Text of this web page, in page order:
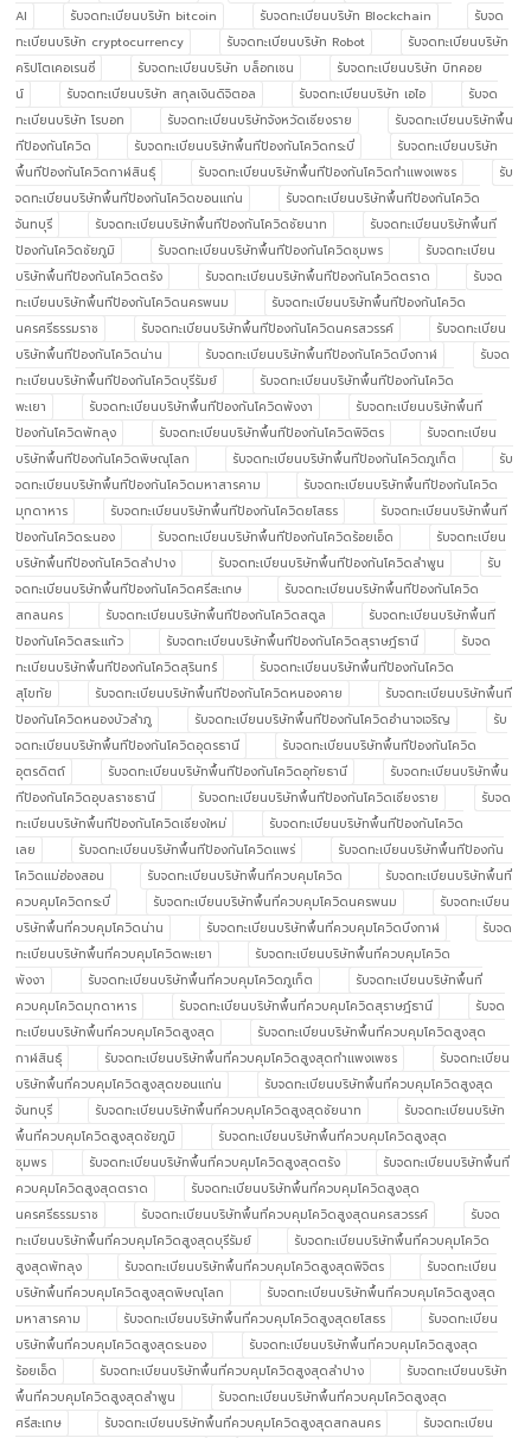
AI
รับจดทะเบียนบริษัท bitcoin รับจดทะเบียนบริษัท Blockchain
รับจด
ทะเบียนบริษัท cryptocurrency
รับจดทะเบียนบริษัท Robot
รับจดทะเบียนบริษัท
คริปโตเคอเรนซี่
รับจดทะเบียนบริษัท บล็อกเชน
รับจดทะเบียนบริษัท บิทคอย
น์
รับจดทะเบียนบริษัท สกุลเงินดิจิตอล รับจดทะเบียนบริษัท เอไอ
รับจด
ทะเบียนบริษัท โรบอท
รับจดทะเบียนบริษัทจังหวัดเชียงราย
รับจดทะเบียนบริษัทพื้น
ทีป้องกันโควิด
รับจดทะเบียนบริษัทพื้นทีป้องกันโควิดกระบี่
รับจดทะเบียนบริษัท
พื้นทีป้องกันโควิดกาฬสินธุ์
รับจดทะเบียนบริษัทพื้นทีป้องกันโควิดกำแพงเพชร
รับ
จดทะเบียนบริษัทพื้นทีป้องกันโควิดขอนแก่น
รับจดทะเบียนบริษัทพื้นทีป้องกันโควิด
จันทบุรี
รับจดทะเบียนบริษัทพื้นทีป้องกันโควิดชัยนาท
รับจดทะเบียนบริษัทพื้นที
ป้องกันโควิดชัยภูมิ
รับจดทะเบียนบริษัทพื้นทีป้องกันโควิดชุมพร
รับจดทะเบียน
บริษัทพื้นทีป้องกันโควิดตรัง
รับจดทะเบียนบริษัทพื้นทีป้องกันโควิดตราด
รับจด
ทะเบียนบริษัทพื้นทีป้องกันโควิดนครพนม
รับจดทะเบียนบริษัทพื้นทีป้องกันโควิด
นครศรีธรรมราช
รับจดทะเบียนบริษัทพื้นทีป้องกันโควิดนครสวรรค์
รับจดทะเบียน
บริษัทพื้นทีป้องกันโควิดน่าน
รับจดทะเบียนบริษัทพื้นทีป้องกันโควิดบึงกาฬ
รับจด
ทะเบียนบริษัทพื้นทีป้องกันโควิดบุรีรัมย์
รับจดทะเบียนบริษัทพื้นทีป้องกันโควิด
พะเยา
รับจดทะเบียนบริษัทพื้นทีป้องกันโควิดพังงา
รับจดทะเบียนบริษัทพื้นที
ป้องกันโควิดพัทลุง
รับจดทะเบียนบริษัทพื้นทีป้องกันโควิดพิจิตร
รับจดทะเบียน
บริษัทพื้นทีป้องกันโควิดพิษณุโลก
รับจดทะเบียนบริษัทพื้นทีป้องกันโควิดภูเก็ต
รับ
จดทะเบียนบริษัทพื้นทีป้องกันโควิดมหาสารคาม
รับจดทะเบียนบริษัทพื้นทีป้องกันโควิด
มุกดาหาร
รับจดทะเบียนบริษัทพื้นทีป้องกันโควิดยโสธร
รับจดทะเบียนบริษัทพื้นที
ป้องกันโควิดระนอง
รับจดทะเบียนบริษัทพื้นทีป้องกันโควิดร้อยเอ็ด
รับจดทะเบียน
บริษัทพื้นทีป้องกันโควิดลำปาง
รับจดทะเบียนบริษัทพื้นทีป้องกันโควิดลำพูน
รับ
จดทะเบียนบริษัทพื้นทีป้องกันโควิดศรีสะเกษ
รับจดทะเบียนบริษัทพื้นทีป้องกันโควิด
สกลนคร
รับจดทะเบียนบริษัทพื้นทีป้องกันโควิดสตูล
รับจดทะเบียนบริษัทพื้นที
ป้องกันโควิดสระแก้ว
รับจดทะเบียนบริษัทพื้นทีป้องกันโควิดสุราษฎ์ธานี
รับจด
ทะเบียนบริษัทพื้นทีป้องกันโควิดสุรินทร์
รับจดทะเบียนบริษัทพื้นทีป้องกันโควิด
สุโขทัย
รับจดทะเบียนบริษัทพื้นทีป้องกันโควิดหนองคาย
รับจดทะเบียนบริษัทพื้นที
ป้องกันโควิดหนองบัวลำภู
รับจดทะเบียนบริษัทพื้นทีป้องกันโควิดอำนาจเจริญ
รับ
จดทะเบียนบริษัทพื้นทีป้องกันโควิดอุดรธานี
รับจดทะเบียนบริษัทพื้นทีป้องกันโควิด
อุตรดิตถ์
รับจดทะเบียนบริษัทพื้นทีป้องกันโควิดอุทัยธานี
รับจดทะเบียนบริษัทพื้น
ทีป้องกันโควิดอุบลราชธานี
รับจดทะเบียนบริษัทพื้นทีป้องกันโควิดเชียงราย
รับจด
ทะเบียนบริษัทพื้นทีป้องกันโควิดเชียงใหม่
รับจดทะเบียนบริษัทพื้นทีป้องกันโควิด
เลย
รับจดทะเบียนบริษัทพื้นทีป้องกันโควิดแพร่
รับจดทะเบียนบริษัทพื้นทีป้องกัน
โควิดแม่ฮ่องสอน
รับจดทะเบียนบริษัทพื้นที่ควบคุมโควิด
รับจดทะเบียนบริษัทพื้นที่
ควบคุมโควิดกระบี่
รับจดทะเบียนบริษัทพื้นที่ควบคุมโควิดนครพนม
รับจดทะเบียน
บริษัทพื้นที่ควบคุมโควิดน่าน
รับจดทะเบียนบริษัทพื้นที่ควบคุมโควิดบึงกาฬ
รับจด
ทะเบียนบริษัทพื้นที่ควบคุมโควิดพะเยา
รับจดทะเบียนบริษัทพื้นที่ควบคุมโควิด
พังงา
รับจดทะเบียนบริษัทพื้นที่ควบคุมโควิดภูเก็ต
รับจดทะเบียนบริษัทพื้นที่
ควบคุมโควิดมุกดาหาร
รับจดทะเบียนบริษัทพื้นที่ควบคุมโควิดสุราษฎ์ธานี
รับจด
ทะเบียนบริษัทพื้นที่ควบคุมโควิดสูงสุด
รับจดทะเบียนบริษัทพื้นที่ควบคุมโควิดสูงสุด
กาฬสินธุ์
รับจดทะเบียนบริษัทพื้นที่ควบคุมโควิดสูงสุดกำแพงเพชร
รับจดทะเบียน
บริษัทพื้นที่ควบคุมโควิดสูงสุดขอนแก่น
รับจดทะเบียนบริษัทพื้นที่ควบคุมโควิดสูงสุด
จันทบุรี
รับจดทะเบียนบริษัทพื้นที่ควบคุมโควิดสูงสุดชัยนาท
รับจดทะเบียนบริษัท
พื้นที่ควบคุมโควิดสูงสุดชัยภูมิ
รับจดทะเบียนบริษัทพื้นที่ควบคุมโควิดสูงสุด
ชุมพร
รับจดทะเบียนบริษัทพื้นที่ควบคุมโควิดสูงสุดตรัง
รับจดทะเบียนบริษัทพื้นที่
ควบคุมโควิดสูงสุดตราด
รับจดทะเบียนบริษัทพื้นที่ควบคุมโควิดสูงสุด
นครศรีธรรมราช
รับจดทะเบียนบริษัทพื้นที่ควบคุมโควิดสูงสุดนครสวรรค์
รับจด
ทะเบียนบริษัทพื้นที่ควบคุมโควิดสูงสุดบุรีรัมย์
รับจดทะเบียนบริษัทพื้นที่ควบคุมโควิด
สูงสุดพัทลุง
รับจดทะเบียนบริษัทพื้นที่ควบคุมโควิดสูงสุดพิจิตร
รับจดทะเบียน
บริษัทพื้นที่ควบคุมโควิดสูงสุดพิษณุโลก
รับจดทะเบียนบริษัทพื้นที่ควบคุมโควิดสูงสุด
มหาสารคาม
รับจดทะเบียนบริษัทพื้นที่ควบคุมโควิดสูงสุดยโสธร
รับจดทะเบียน
บริษัทพื้นที่ควบคุมโควิดสูงสุดระนอง
รับจดทะเบียนบริษัทพื้นที่ควบคุมโควิดสูงสุด
ร้อยเอ็ด
รับจดทะเบียนบริษัทพื้นที่ควบคุมโควิดสูงสุดลำปาง
รับจดทะเบียนบริษัท
พื้นที่ควบคุมโควิดสูงสุดลำพูน
รับจดทะเบียนบริษัทพื้นที่ควบคุมโควิดสูงสุด
ศรีสะเกษ
รับจดทะเบียนบริษัทพื้นที่ควบคุมโควิดสูงสุดสกลนคร
รับจดทะเบียน